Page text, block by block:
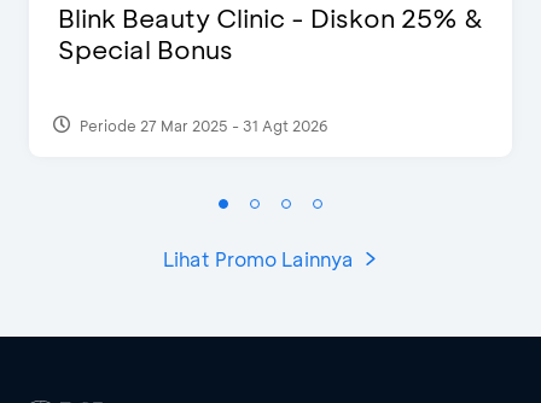
Blink Beauty Clinic - Diskon 25% &
Special Bonus
Periode 27 Mar 2025 - 31 Agt 2026
Lihat Promo Lainnya